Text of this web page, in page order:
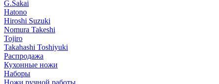
G.Sakai
Hatono
Hiroshi Suzuki
Nomura Takeshi
Tojiro
Takahashi Toshiyuki
Распродажа
Кухонные ножи
Наборы
Ножи ручной работы